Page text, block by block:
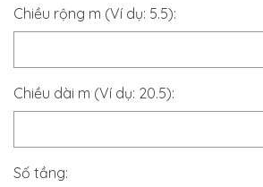
Chiều rộng m (Ví dụ: 5.5):
Chiều dài m (Ví dụ: 20.5):
Số tầng: